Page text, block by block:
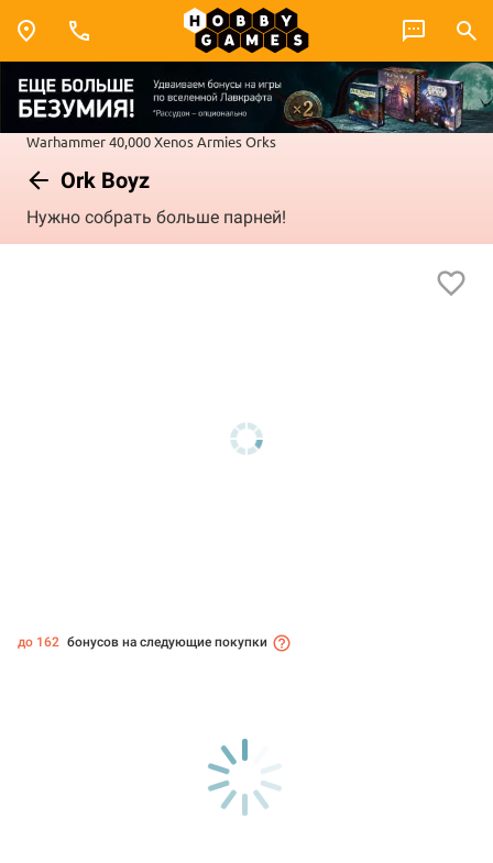
Warhammer 40,000Xenos ArmiesOrks
Ork Boyz
Нужно собрать больше парней!
до 162 бонусов на следующие покупки